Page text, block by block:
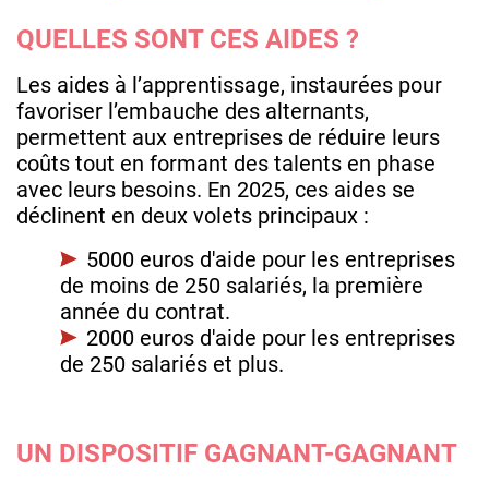
QUELLES SONT CES AIDES ?
Les aides à l’apprentissage, instaurées pour
favoriser l’embauche des alternants,
permettent aux entreprises de réduire leurs
coûts tout en formant des talents en phase
avec leurs besoins. En 2025, ces aides se
déclinent en deux volets principaux :
5000 euros d'aide pour les entreprises
de moins de 250 salariés, la première
année du contrat.
2000 euros d'aide pour les entreprises
de 250 salariés et plus.
UN DISPOSITIF GAGNANT-GAGNANT